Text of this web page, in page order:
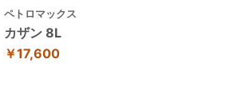
ペトロマックス
カザン 8L
￥17,600